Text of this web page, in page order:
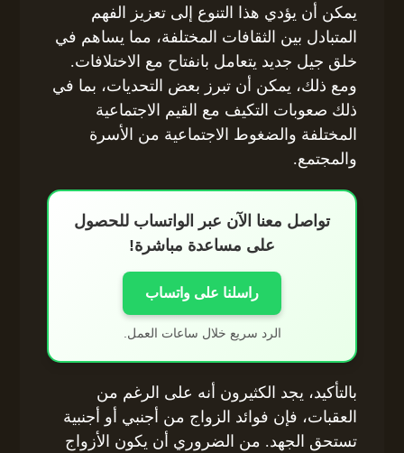
يمكن أن يؤدي هذا التنوع إلى تعزيز الفهم
المتبادل بين الثقافات المختلفة، مما يساهم في
خلق جيل جديد يتعامل بانفتاح مع الاختلافات.
ومع ذلك، يمكن أن تبرز بعض التحديات، بما في
ذلك صعوبات التكيف مع القيم الاجتماعية
المختلفة والضغوط الاجتماعية من الأسرة
والمجتمع.
تواصل معنا الآن عبر الواتساب للحصول
على مساعدة مباشرة!
راسلنا على واتساب
الرد سريع خلال ساعات العمل.
بالتأكيد، يجد الكثيرون أنه على الرغم من
العقبات، فإن فوائد الزواج من أجنبي أو أجنبية
تستحق الجهد. من الضروري أن يكون الأزواج